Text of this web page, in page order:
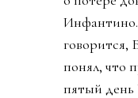
говорится,
понял, что
пятый